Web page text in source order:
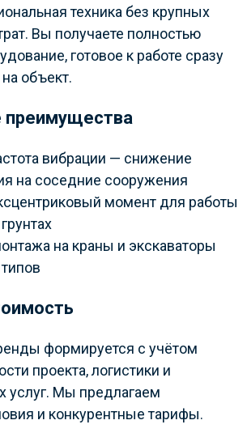
техника без крупных
Вы получаете полностью
готовое к работе сразу
объект.
преимущества
вибрации — снижение
на соседние сооружения
момент для работы
на краны и экскаваторы
формируется с учётом
проекта, логистики и
услуг. Мы предлагаем
и конкурентные тарифы.